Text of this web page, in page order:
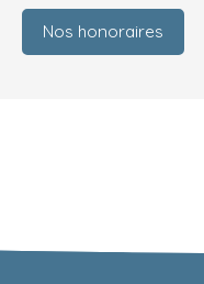
Nos honoraires